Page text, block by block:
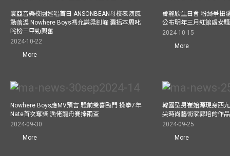
寰亞音樂校園巡唱首日 ANSONBEAN母校表演感
動落淚 Nowhere Boys馮允謙梁釗峰 囊括本周叱
咤榜三甲勁興奮
2024-10-22
More
鄧麗欣生日會 粉絲爭扭
公布明年三月紅館處女
2024-10-15
More
Nowhere Boys應MV預言 騷前雙喜臨門 操拳7年
Nate首次奪獎 漁佬龍舟賽捧兩盃
2024-09-30
More
韓國型男崔始源現身西
尖時尚藝術家郭培的作
2024-09-25
More